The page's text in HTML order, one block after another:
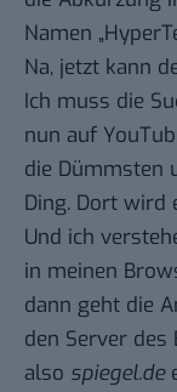
Namen
Na, jetzt kann
Ich muss die
nun auf
die Dümmsten
Ding. Dort wird
Und ich
in meinen
dann geht die
den Server des
also spiegel.de